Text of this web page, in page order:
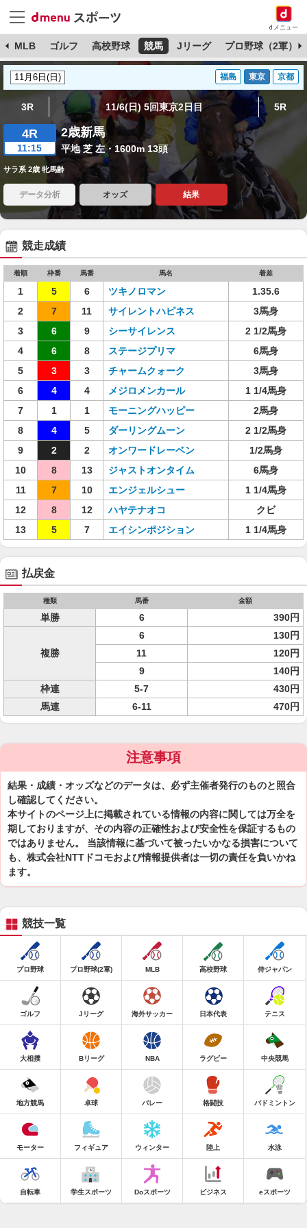
dメニュー
MLB ゴルフ 高校野球 競馬 Jリーグ プロ野球（2軍）
福島 東京 京都
3R 11/6(日) 5回東京2日目 5R
4R
11:15
2歳新馬
平地 芝 左・1600m 13頭
サラ系 2歳 牝馬齢
データ分析 オッズ 結果
競走成績
着順 枠番 馬番 馬名 着差
1 5 6 ツキノロマン
1.35.6
2
7 11 サイレントハピネス
3馬身
3
6 9 シーサイレンス
2 1/2馬身
4
6 8 ステージプリマ
6馬身
5
3 3 チャームクォーク
3馬身
6
4 4 メジロメンカール
1 1/4馬身
7
1 1 モーニングハッピー
2馬身
8
4 5 ダーリングムーン
2 1/2馬身
9
2 2 オンワードレーベン
1/2馬身
10
8 13 ジャストオンタイム
6馬身
11
7 10 エンジェルシュー
1 1/4馬身
12
8 12 ハヤテナオコ
クビ
13
5 7 エイシンポジション 1 1/4馬身
払戻金
種類 馬番 金額
単勝 6 390円
複勝
6
130円
11
120円
9
140円
枠連
5-7
430円
馬連
6-11 470円
注意事項
結果・成績・オッズなどのデータは、必ず主催者発行のものと照合
し確認してください。
本サイトのページ上に掲載されている情報の内容に関しては万全を
期しておりますが、その内容の正確性および安全性を保証するもの
ではありません。 当該情報に基づいて被ったいかなる損害について
も、株式会社NTTドコモおよび情報提供者は一切の責任を負いかね
ます。
競技一覧
プロ野球 プロ野球(2軍) MLB 高校野球 侍ジャパン
ゴルフ Jリーグ 海外サッカー 日本代表 テニス
大相撲 Bリーグ NBA ラグビー 中央競馬
地方競馬 卓球 バレー 格闘技 バドミントン
モーター フィギュア ウィンター 陸上 水泳
自転車 学生スポーツ Doスポーツ ビジネス eスポーツ